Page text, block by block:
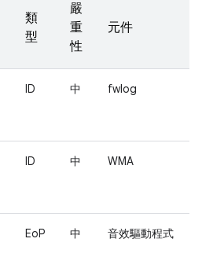
類
型
嚴
重
性
元件
ID 中 fwlog
ID 中 WMA
EoP 中 音效驅動程式